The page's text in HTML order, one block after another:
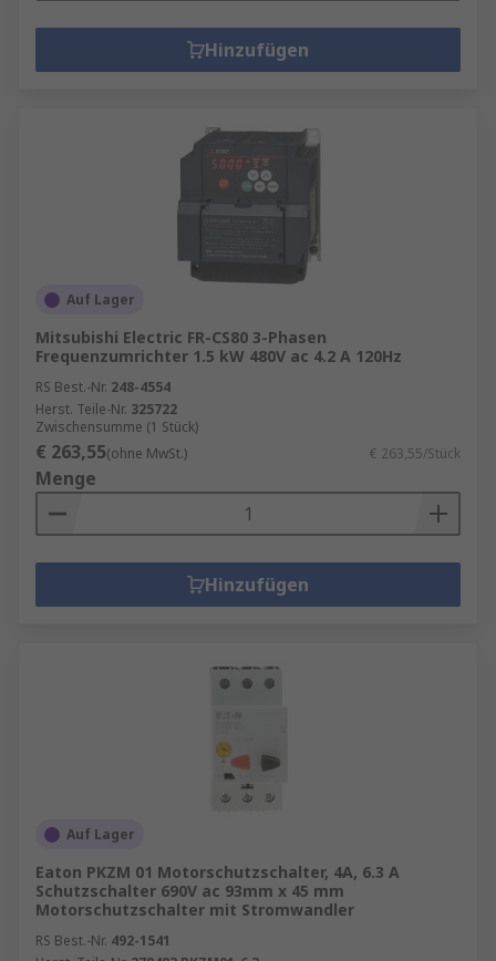
Hinzufügen
Auf Lager
Mitsubishi Electric FR-CS80 3-Phasen
Frequenzumrichter 1.5 kW 480V ac 4.2 A 120Hz
RS Best.-Nr. 248-4554
Herst. Teile-Nr. 325722
Zwischensumme (1 Stück)
€ 263,55(ohne MwSt.) € 263,55/Stück
Menge
Hinzufügen
Auf Lager
Eaton PKZM 01 Motorschutzschalter, 4A, 6.3 A
Schutzschalter 690V ac 93mm x 45 mm
Motorschutzschalter mit Stromwandler
RS Best.-Nr. 492-1541